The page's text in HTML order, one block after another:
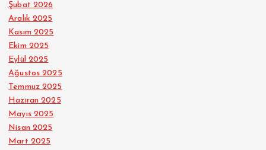
Şubat 2026
Aralık 2025
Kasım 2025
Ekim 2025
Eylül 2025
Ağustos 2025
Temmuz 2025
Haziran 2025
Mayıs 2025
Nisan 2025
Mart 2025